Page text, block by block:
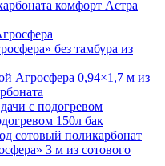
комфорт Астра
без тамбура из
Агросфера 0,94×1,7 м из
с подогревом
150л бак
сотовый поликарбонат
3 м из сотового